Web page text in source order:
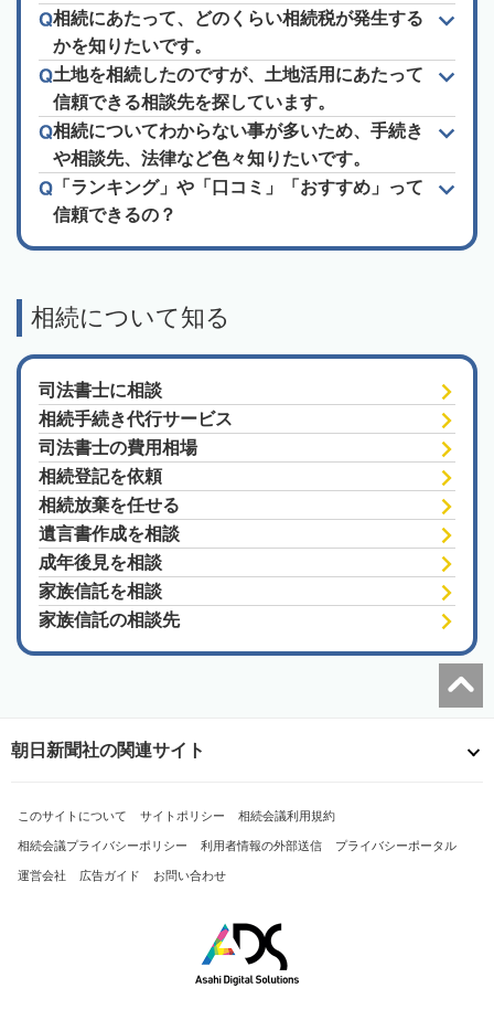
相続にあたって、どのくらい相続税が発生する
かを知りたいです。
土地を相続したのですが、土地活用にあたって
信頼できる相談先を探しています。
相続についてわからない事が多いため、手続き
や相談先、法律など色々知りたいです。
「ランキング」や「口コミ」「おすすめ」って
信頼できるの？
相続について知る
司法書士に相談
相続手続き代行サービス
司法書士の費用相場
相続登記を依頼
相続放棄を任せる
遺言書作成を相談
成年後見を相談
家族信託を相談
家族信託の相談先
朝日新聞社の関連サイト
このサイトについて サイトポリシー 相続会議利用規約
相続会議プライバシーポリシー 利用者情報の外部送信 プライバシーポータル
運営会社 広告ガイド お問い合わせ